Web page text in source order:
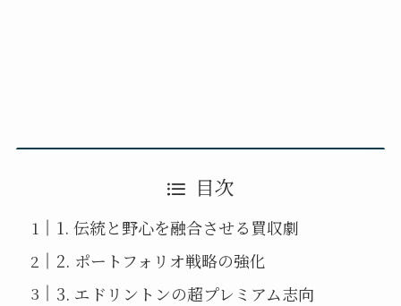
目次
1. 伝統と野心を融合させる買収劇
2. ポートフォリオ戦略の強化
3. エドリントンの超プレミアム志向